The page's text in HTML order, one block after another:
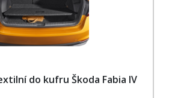
do kufru Škoda Fabia IV